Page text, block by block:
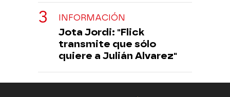
INFORMACIÓN
Jota Jordi: "Flick
transmite que sólo
quiere a Julián Alvarez"